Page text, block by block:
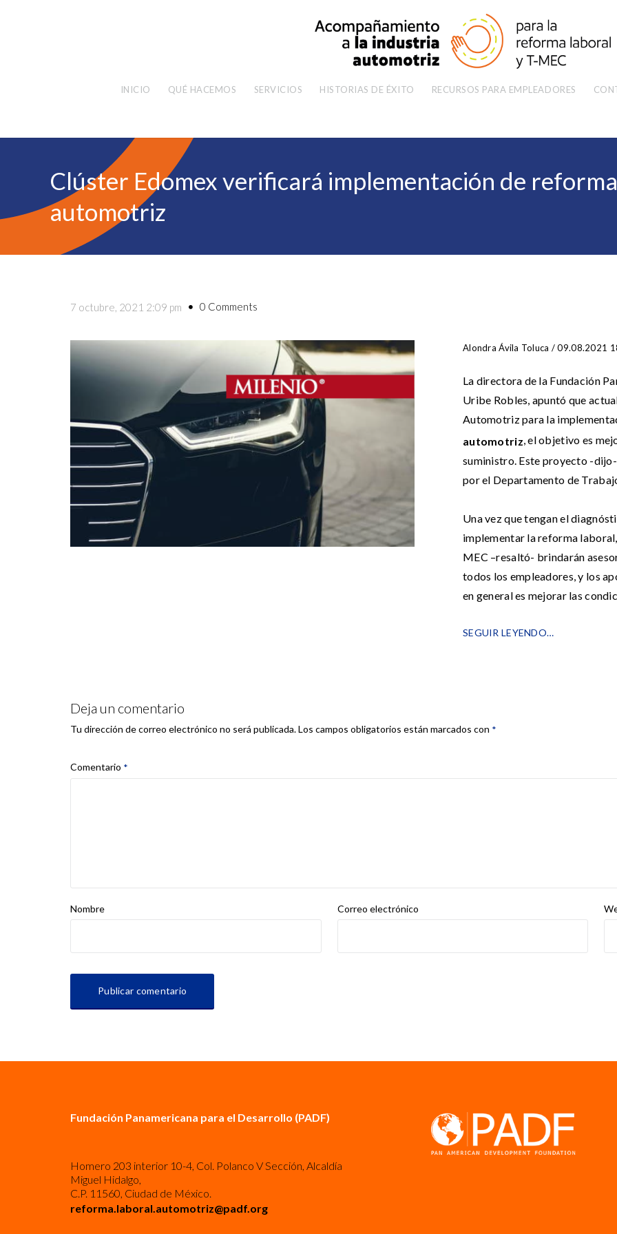
INICIO QUÉ HACEMOS SERVICIOS HISTORIAS DE ÉXITO RECURSOS PARA EMPLEADORES
Clúster Edomex verificará implementación de
automotriz
7 octubre, 2021 2:09 pm 0 Comments
Alondra Ávila Toluca / 09.08.2021
La directora de la Fundación
Uribe Robles, apuntó que
Automotriz para la
automotriz, el objetivo es
suministro. Este proyecto -
por el Departamento de
Una vez que tengan el
implementar la reforma
MEC –resaltó- brindarán
todos los empleadores, y los
en general es mejorar las
SEGUIR LEYENDO…
Deja un comentario
Tu dirección de correo electrónico no será publicada.Los campos obligatorios están marcados con *
Comentario *
Nombre Correo electrónico
Fundación Panamericana para el Desarrollo (PADF)
Homero 203 interior 10-4, Col. Polanco V Sección, Alcaldía
Miguel Hidalgo,
C.P. 11560, Ciudad de México.
reforma.laboral.automotriz@padf.org